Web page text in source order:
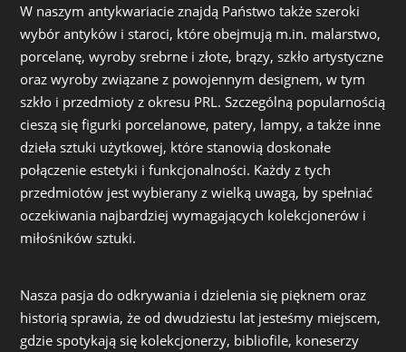
W naszym antykwariacie znajdą Państwo także szeroki
wybór antyków i staroci, które obejmują m.in. malarstwo,
porcelanę, wyroby srebrne i złote, brązy, szkło artystyczne
oraz wyroby związane z powojennym designem, w tym
szkło i przedmioty z okresu PRL. Szczególną popularnością
cieszą się figurki porcelanowe, patery, lampy, a także inne
dzieła sztuki użytkowej, które stanowią doskonałe
połączenie estetyki i funkcjonalności. Każdy z tych
przedmiotów jest wybierany z wielką uwagą, by spełniać
oczekiwania najbardziej wymagających kolekcjonerów i
miłośników sztuki.
Nasza pasja do odkrywania i dzielenia się pięknem oraz
historią sprawia, że od dwudziestu lat jesteśmy miejscem,
gdzie spotykają się kolekcjonerzy, bibliofile, koneserzy